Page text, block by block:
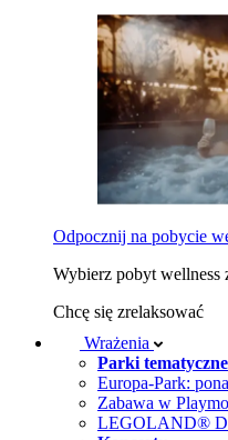
Odpocznij na pobycie
Wybierz pobyt wellness
Chcę się zrelaksować
Wrażenia
Parki tematyczne
Europa-Park:
Zabawa w
LEGOLAND®